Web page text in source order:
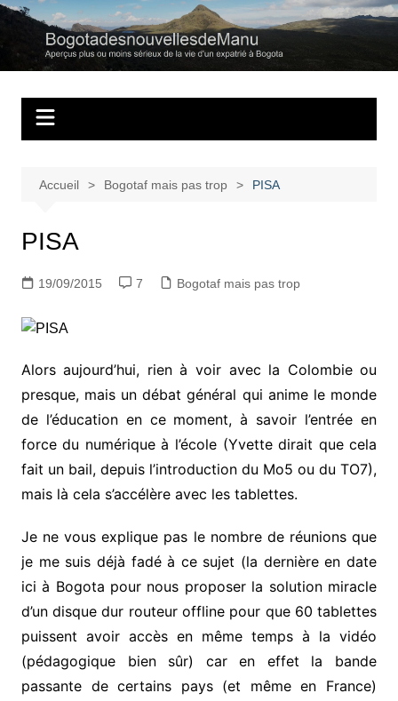
Aller
contenu
Regards personnels sur la vie d’expatrié à Bogota
Accueil Bogotaf mais pas trop PISA
PISA
19/09/2015 7 Bogotaf mais pas trop
Alors aujourd’hui, rien à voir avec la Colombie ou
presque, mais un débat général qui anime le monde
de l’éducation en ce moment, à savoir l’entrée en
force du numérique à l’école (Yvette dirait que cela
fait un bail, depuis l’introduction du Mo5 ou du TO7),
mais là cela s’accélère avec les tablettes.
Je ne vous explique pas le nombre de réunions que
je me suis déjà fadé à ce sujet (la dernière en date
ici à Bogota pour nous proposer la solution miracle
d’un disque dur routeur offline pour que 60 tablettes
puissent avoir accès en même temps à la vidéo
(pédagogique bien sûr) car en effet la bande
passante de certains pays (et même en France)